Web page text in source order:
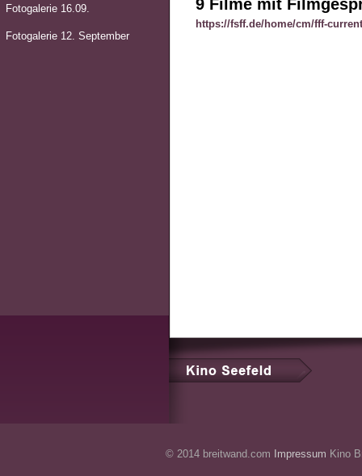
Fotogalerie 16.09.
Fotogalerie 12. September
9 Filme mit
https://fsff.de/home/cm/fff-
© 2014 breitwand.com Impressum Kino